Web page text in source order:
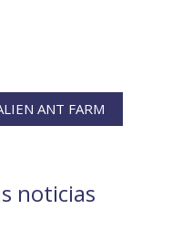
ANT FARM
noticias